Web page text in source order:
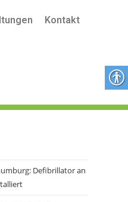
Kontakt
Defibrillator an